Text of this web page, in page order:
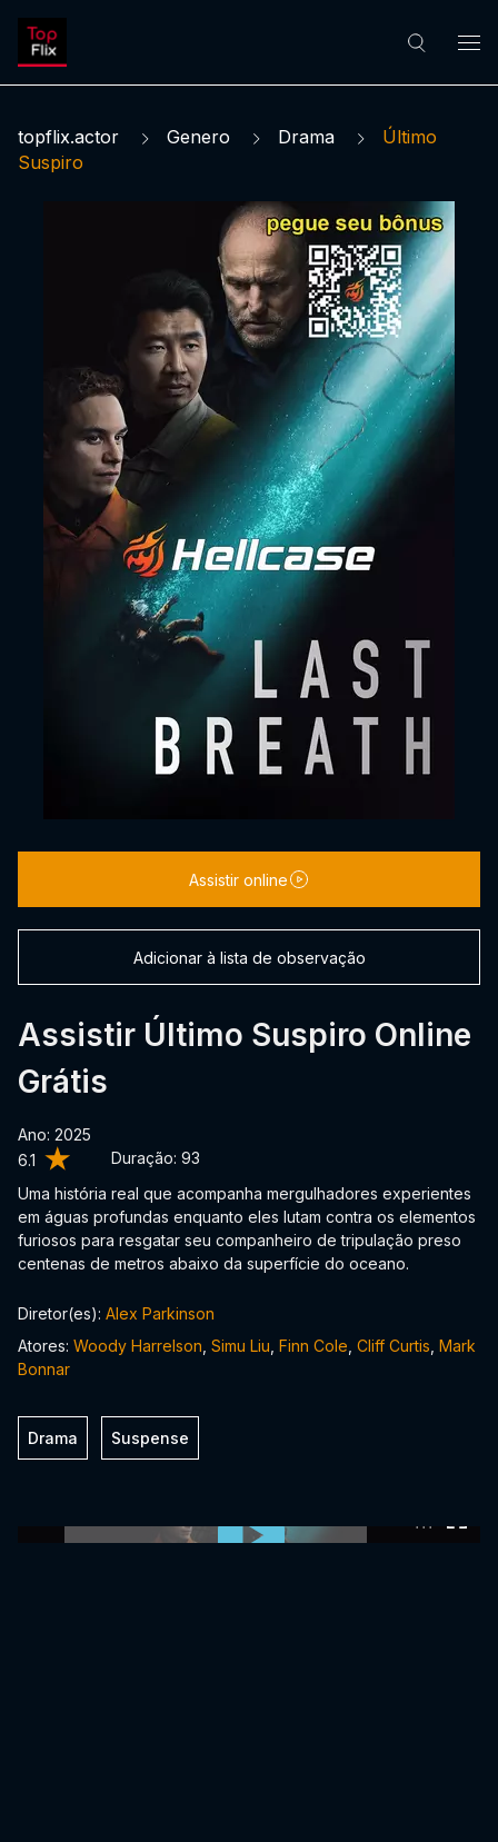
topflix.actor Genero Drama
Último
Suspiro
6.1 Duração: 93
Assistir Último Suspiro Online
Grátis
Ano: 2025
Uma história real que acompanha mergulhadores experientes
em águas profundas enquanto eles lutam contra os elementos
furiosos para resgatar seu companheiro de tripulação preso
centenas de metros abaixo da superfície do oceano.
Assistir online
Adicionar à lista de observação
Diretor(es): Alex Parkinson
Atores: Woody Harrelson Simu Liu Finn Cole Cliff Curtis Mark
Bonnar
Drama Suspense